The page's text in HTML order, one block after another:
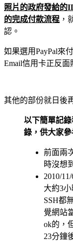
照片的政府發給的
的完成付款流程 ，
認。
如果選用PayPal來
Email信用卡正反面
其他的部份就日後
以下簡單記
錄，供大家參
前面兩
時沒想
2010/
大約3
SSH都
覺網站
ok的，
23分鐘